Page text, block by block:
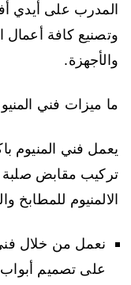
المدرب على أيدي
وتصنيع كافة أعمال
والأجهزة.
ما ميزات فني
يعمل فني المنيوم
تركيب مقابض صلبة
الالمنيوم للمطابخ
نعمل من خلال
على تصميم أبواب